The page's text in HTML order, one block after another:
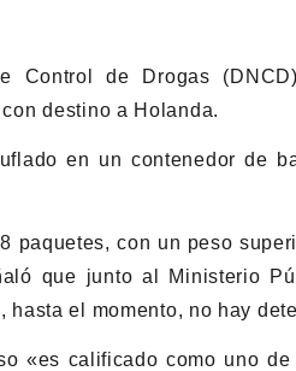
Control de Drogas
destino a Holanda.
en un contenedor de
paquetes, con un peso
que junto al Ministerio
hasta el momento, no hay
«es calificado como uno